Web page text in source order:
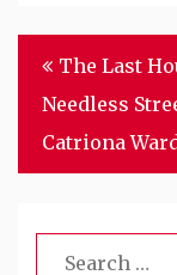
Post
navigation
The Last
Needless
Catriona
Search